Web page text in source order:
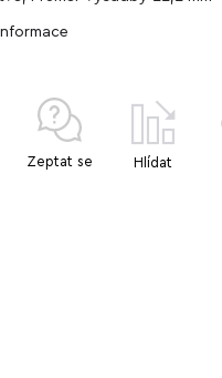
Zeptat se Hlídat